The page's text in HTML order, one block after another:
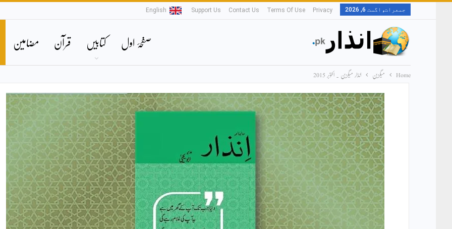
جمعرات, اگست 6, 2026 Privacy
Terms Of Use
Contact Us
Support Us
English
صفحۂ اول کتابیں قرآن مضامین
Home میگزین انذار میگزین ۔ اکتوبر 2015